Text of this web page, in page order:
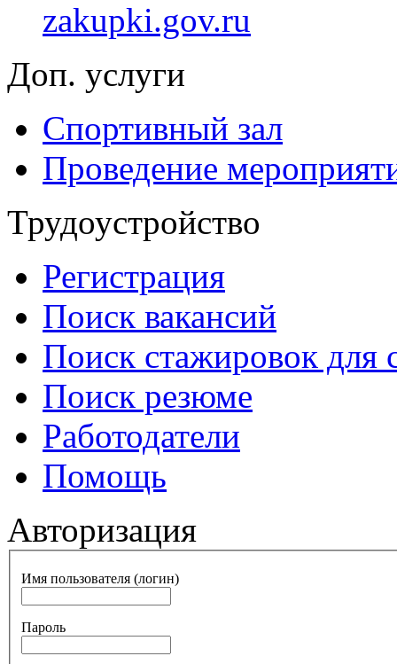
zakupki.gov.ru
Доп. услуги
Спортивный зал
Проведение
Трудоустройство
Регистрация
Поиск вакансий
Поиск стажировок для
Поиск резюме
Работодатели
Помощь
Авторизация
Имя пользователя (логин)
Пароль